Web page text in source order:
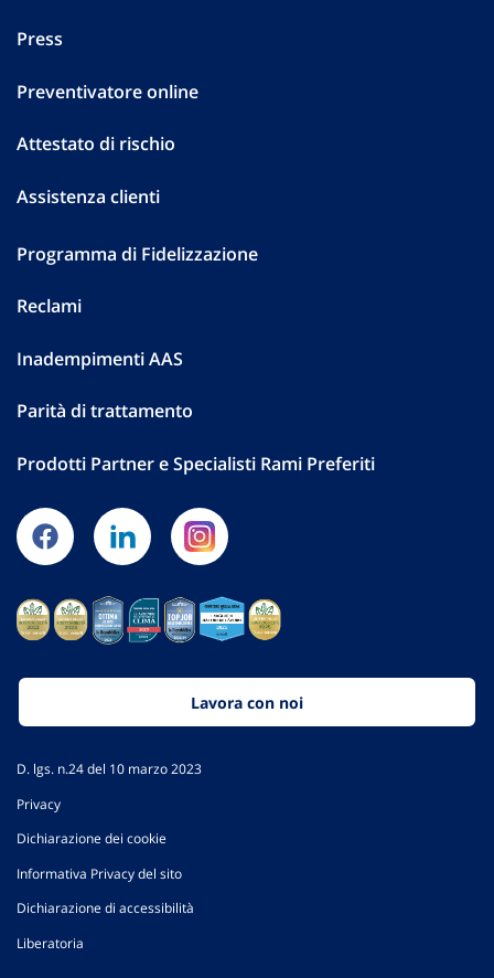
Press
Preventivatore online
Attestato di rischio
Assistenza clienti
Programma di Fidelizzazione
Reclami
Inadempimenti AAS
Parità di trattamento
Prodotti Partner e Specialisti Rami Preferiti
Lavora con noi
D. lgs. n.24 del 10 marzo 2023
Privacy
Dichiarazione dei cookie
Informativa Privacy del sito
Dichiarazione di accessibilità
Liberatoria